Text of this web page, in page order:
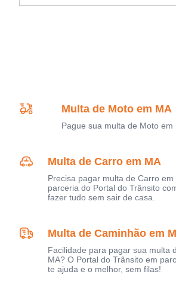
Multa de Moto em MA
Pague sua multa de Moto em
Multa de Carro em MA
Precisa pagar multa de Carro
parceria do Portal do Trânsito
fazer tudo sem sair de casa.
Multa de Caminhão em
Facilidade para pagar sua multa
MA? O Portal do Trânsito em
te ajuda e o melhor, sem filas!